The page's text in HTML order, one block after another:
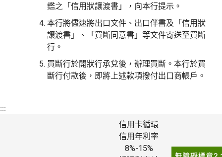
鑑之「信用狀讓渡書」，向本行提示。
本行將儘速將出口文件、出口伴書及「信用狀
讓渡書」、「買斷同意書」等文件寄送至買斷
行。
買斷行於開狀行承兌後，辦理買斷。本行於買
斷行付款後，即將上述款項撥付出口商帳戶。
:::
信用卡循環
信用年利率
8%-15%